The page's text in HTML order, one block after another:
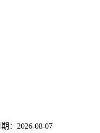
：2026-08-07